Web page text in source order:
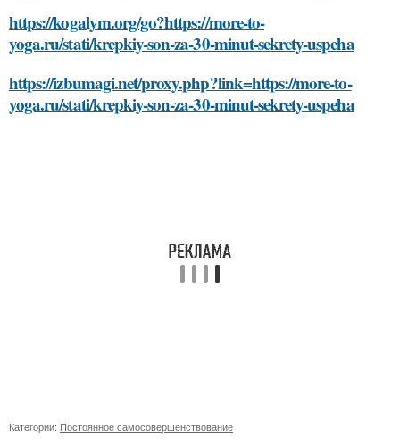
https://kogalym.org/go?https://more-to-
yoga.ru/stati/krepkiy-son-za-30-minut-sekrety-uspeha
https://izbumagi.net/proxy.php?link=https://more-to-
yoga.ru/stati/krepkiy-son-za-30-minut-sekrety-uspeha
Категории: Постоянное самосовершенствование